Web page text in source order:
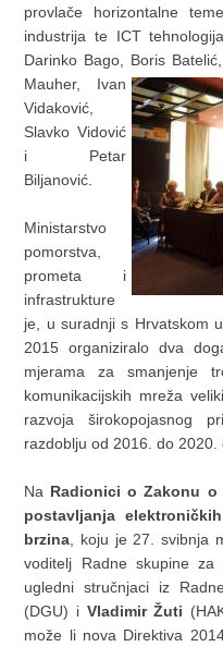
provlače horizontalne
industrija te ICT
Darinko Bago, Boris
Mauher, Ivan
Vidaković,
Slavko Vidović
i Petar
Biljanović.
Ministarstvo
pomorstva,
prometa i
infrastrukture
je, u suradnji s Hrvatskom
2015 organiziralo dva
mjerama za smanjenje
komunikacijskih mreža
razvoja širokopojasnog
razdoblju od 2016. do 2020.
Na Radionici o Zakonu o
postavljanja
brzina, koju je 27. svibnja
voditelj Radne skupine za
ugledni stručnjaci iz
(DGU) i Vladimir Žuti
može li nova Direktiva